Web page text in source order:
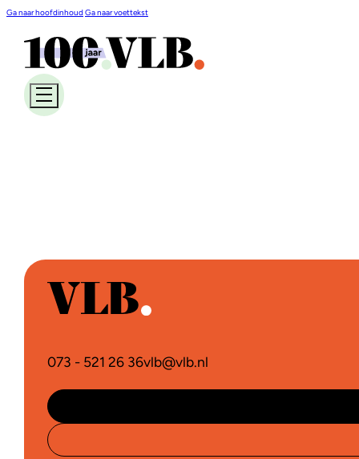
Ga naar hoofdinhoudGa naar voettekst
073 - 521 26 36vlb@vlb.nl